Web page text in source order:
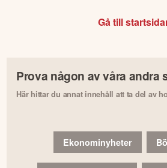
Gå till
Prova någon av våra andra
Här hittar du annat innehåll att ta del av
Ekonominyheter